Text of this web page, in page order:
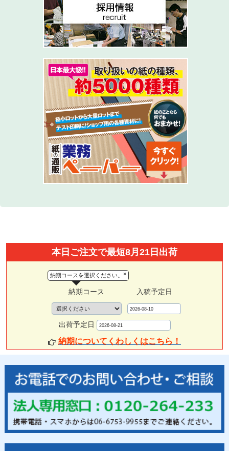
本日ご注文で最短8月21日出荷
×
納期コースを選択ください。
納期コース 入稿予定日
出荷予定日
納期についてくわしくはこちら！